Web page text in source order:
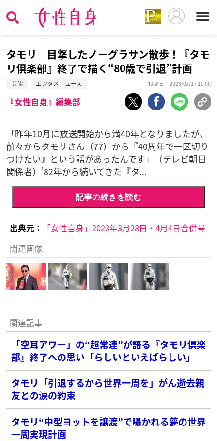
タモリ 目撃したノーグラサン散歩！『タモ
リ倶楽部』終了で描く“80歳で引退”計画
芸能 エンタメニュース 投稿日：2023/03/17 11:00
『女性自身』編集部
「昨年10月に放送開始から満40年となりましたが、
前々からタモリさん（77）から『40周年で一区切り
つけたい』という話があったんです」（テレビ朝日
関係者）’82年から続いてきた『タ...
記事の続きを読む
出典元：
「女性自身」2023年3月28日・4月4日合併号
関連画像
関連記事
「空耳アワー」の“超常連”が語る『タモリ倶楽
部』終了への思い「らしいといえばらしい」
タモリ「引退するから世界一周を」がん逝去親
友との涙の約束
タモリ“中型ヨットを譲渡”で囁かれる夢の世界
一周実現計画